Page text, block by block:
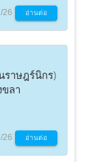
26 อ่านต่อ
ราษฎร์นิกร)
ลา
26 อ่านต่อ